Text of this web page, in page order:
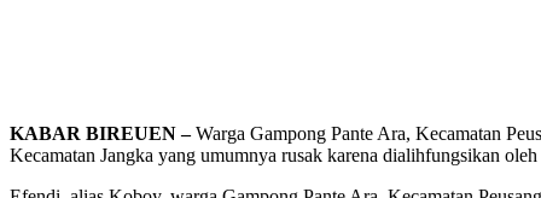
KABAR BIREUEN –Warga Gampong Pante Ara, Kecamatan
Kecamatan Jangka yang umumnya rusak karena dialihfungsikan oleh